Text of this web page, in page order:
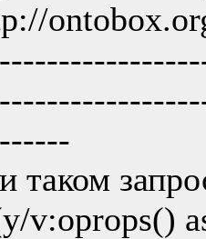
таком
v:oprops()